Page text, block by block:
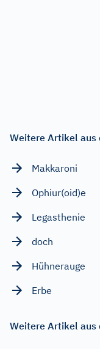
Weitere Artikel aus
Makkaroni
Ophiur(oid)e
Legasthenie
doch
Hühnerauge
Erbe
Weitere Artikel aus